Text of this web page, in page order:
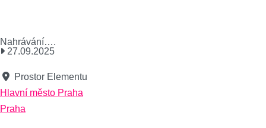
Nahrávání….
27.09.2025
Prostor Elementu
Hlavní město Praha
Praha